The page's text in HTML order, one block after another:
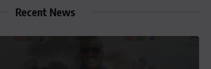
Recent News